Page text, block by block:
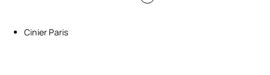
Cinier Paris